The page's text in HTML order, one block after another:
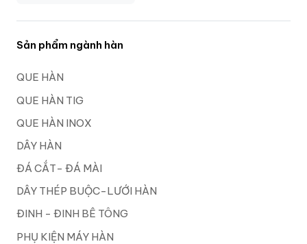
Sản phẩm ngành hàn
QUE HÀN
QUE HÀN TIG
QUE HÀN INOX
DÂY HÀN
ĐÁ CẮT- ĐÁ MÀI
DÂY THÉP BUỘC-LƯỚI HÀN
ĐINH - ĐINH BÊ TÔNG
PHỤ KIỆN MÁY HÀN